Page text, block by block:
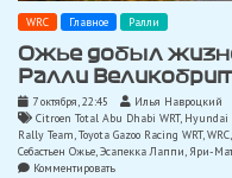
WRC Главное Ралли
Ожье добыл
Ралли
7 октября, 22:45
Илья Навроцкий
Citroen Total Abu Dhabi WRT, Hyundai
Rally Team,Toyota Gazoo Racing WRT,WRC,
Себастьен Ожье,Эсапекка Лаппи,Яри-
Комментироватьon